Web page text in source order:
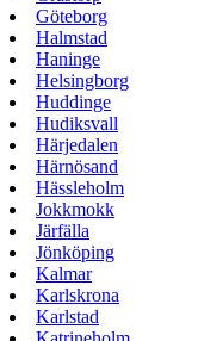
Göteborg
Halmstad
Haninge
Helsingborg
Huddinge
Hudiksvall
Härjedalen
Härnösand
Hässleholm
Jokkmokk
Järfälla
Jönköping
Kalmar
Karlskrona
Karlstad